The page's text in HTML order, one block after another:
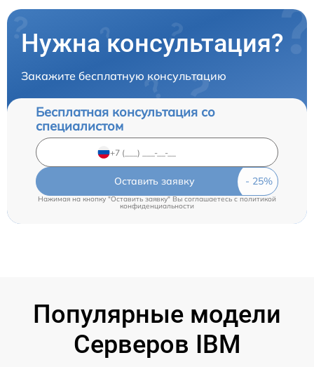
Нужна консультация?
Закажите бесплатную консультацию
Бесплатная консультация со
специалистом
Оставить заявку
Нажимая на кнопку "Оставить заявку" Вы соглашаетесь c политикой
конфиденциальности
Популярные модели
Серверов IBM